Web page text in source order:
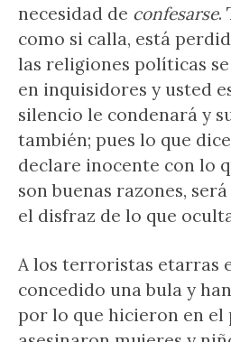
necesidad de confesarse.
como si calla, está
las religiones políticas
en inquisidores y usted
silencio le condenará y
también; pues lo que
declare inocente con lo
son buenas razones,
el disfraz de lo que
A los terroristas etarras
concedido una bula y
por lo que hicieron en el